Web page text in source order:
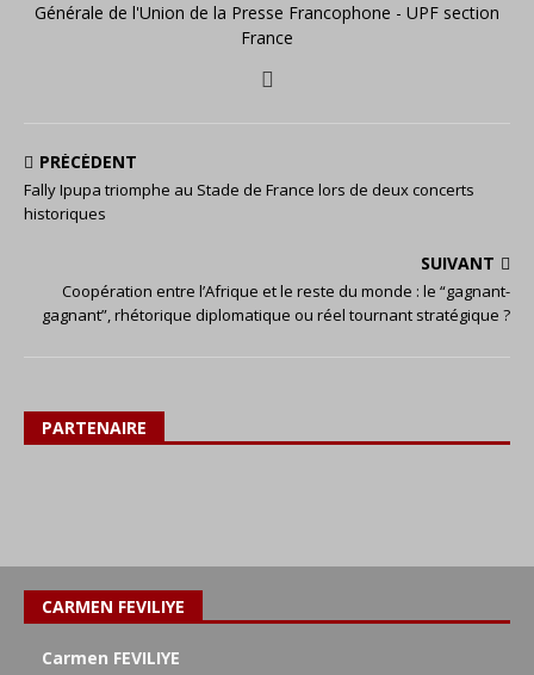
Générale de l'Union de la Presse Francophone - UPF section
France
PRÉCÉDENT
Fally Ipupa triomphe au Stade de France lors de deux concerts
historiques
SUIVANT
Coopération entre l’Afrique et le reste du monde : le “gagnant-
gagnant”, rhétorique diplomatique ou réel tournant stratégique ?
PARTENAIRE
CARMEN FEVILIYE
Carmen FEVILIYE